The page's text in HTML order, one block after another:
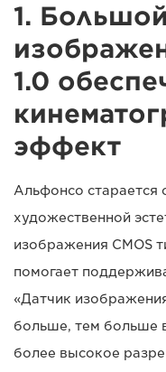
1.
1.0
эффект
Альфонсо старается
художественной
изображения CMOS
помогает
«Датчик
больше, тем больше
более высокое